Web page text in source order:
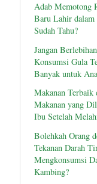
Adab Memotong
Baru Lahir dalam
Sudah Tahu?
Jangan
Konsumsi Gula
Banyak untuk
Makanan Terbaik
Makanan yang
Ibu Setelah
Bolehkah Orang
Tekanan Darah
Mengkonsumsi
Kambing?